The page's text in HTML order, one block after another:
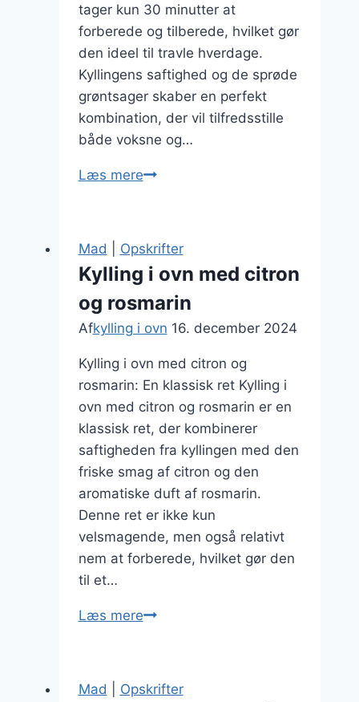
tager kun 30 minutter at
forberede og tilberede, hvilket gør
den ideel til travle hverdage.
Kyllingens saftighed og de sprøde
grøntsager skaber en perfekt
kombination, der vil tilfredsstille
både voksne og…
Læs mereKylling
opskrift
minutter
til
hele
Mad Opskrifter
Kylling i ovn med citron
og rosmarin
Afkylling i ovn 16. december 2024
Kylling i ovn med citron og
rosmarin: En klassisk ret Kylling i
ovn med citron og rosmarin er en
klassisk ret, der kombinerer
saftigheden fra kyllingen med den
friske smag af citron og den
aromatiske duft af rosmarin.
Denne ret er ikke kun
velsmagende, men også relativt
nem at forberede, hvilket gør den
til et…
Læs mereKylling
med
Mad Opskrifter